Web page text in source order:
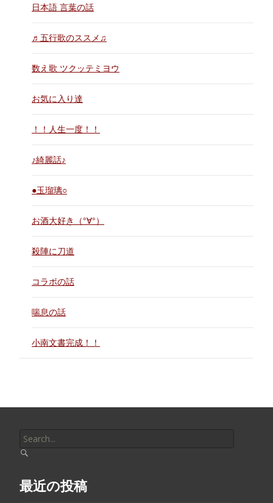
日本語 言葉の話
♬五行歌のススメ♫
数え歌 ツクッテミヨウ
お気に入り達
！！人生一度！！
♪綺麗話♪
●玉瑠璃○
お酒大好き（°∀°）
殺陣に刀道
コラボの話
喘息の話
小南文書完成！！
for:
最近の投稿